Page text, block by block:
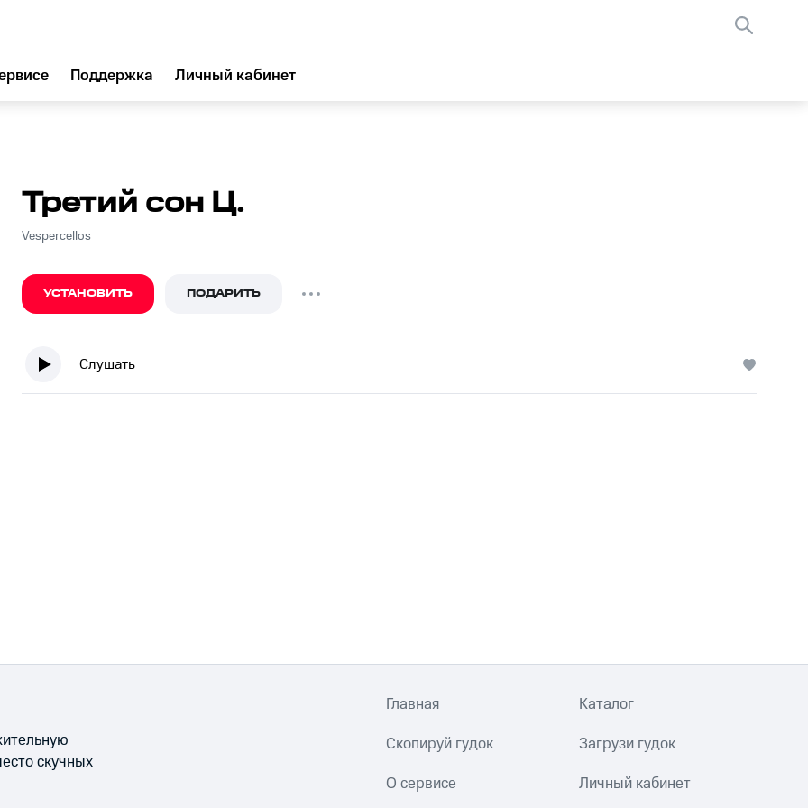
Поддержка Личный кабинет
Третий сон Ц.
Vespercellos
УСТАНОВИТЬ ПОДАРИТЬ
Слушать
скучных
Главная Каталог
Скопируй гудок Загрузи гудок
О сервисе Личный кабинет